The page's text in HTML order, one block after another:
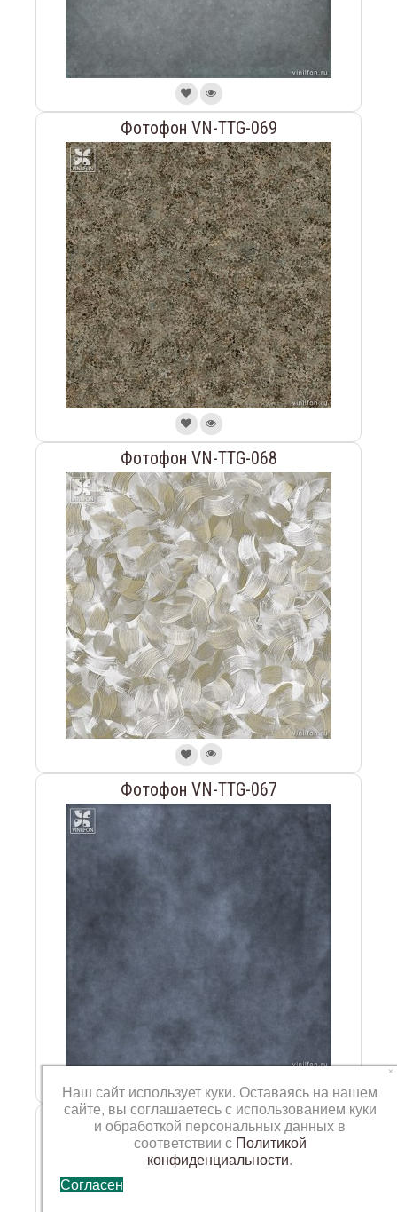
Фотофон VN-TTG-069
Фотофон VN-TTG-068
Фотофон VN-TTG-067
Фотофон VN-TTG-066
×
Наш сайт использует куки. Оставаясь на нашем
сайте, вы соглашаетесь с использованием куки
и обработкой персональных данных в
соответствии с Политикой
конфиденциальности.
Согласен